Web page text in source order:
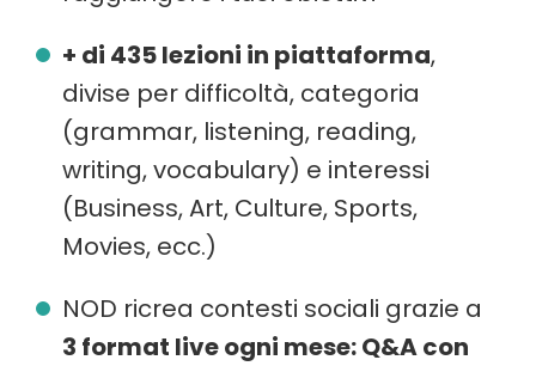
+ di 435 lezioni in piattaforma,
divise per difficoltà, categoria
(grammar, listening, reading,
writing, vocabulary) e interessi
(Business, Art, Culture, Sports,
Movies, ecc.)
NOD ricrea contesti sociali grazie a
3 format live ogni mese: Q&A con